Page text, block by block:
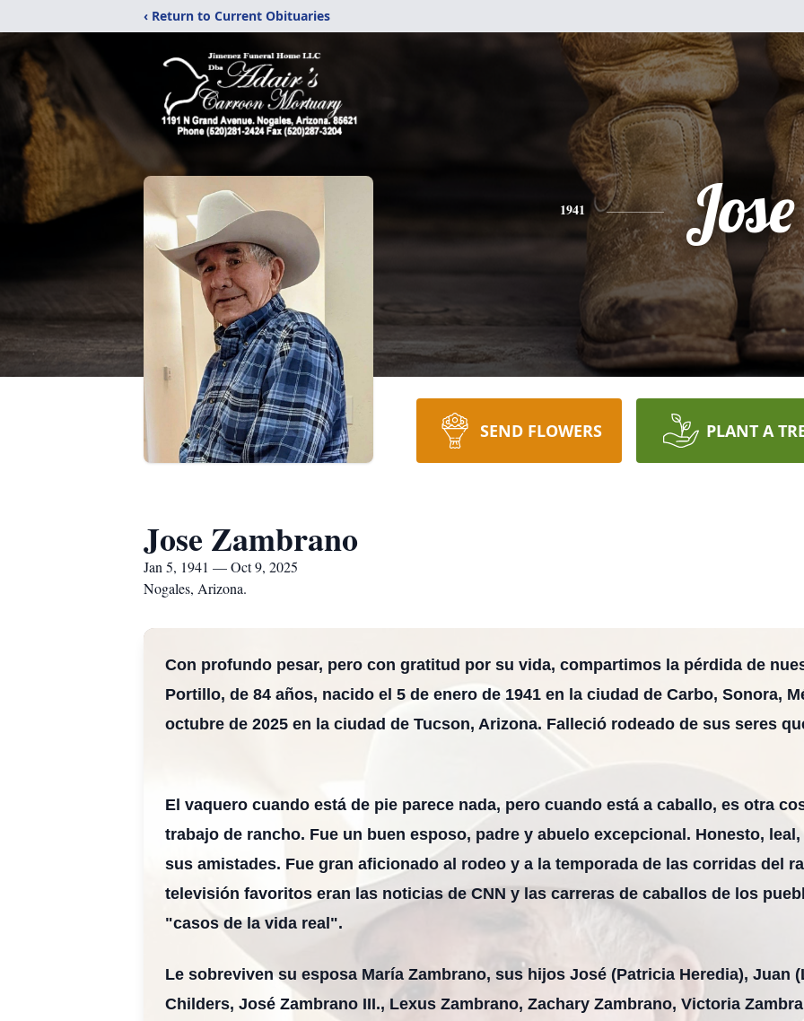
‹ Return to Current Obituaries
1941 Jose
SEND FLOWERS PLANT A
Jose Zambrano
Jan 5, 1941 — Oct 9, 2025
Nogales, Arizona.
Con profundo pesar, pero con gratitud por su vida, compartimos la pérdida de
Portillo, de 84 años, nacido el 5 de enero de 1941 en la ciudad de Carbo, Sonora,
octubre de 2025 en la ciudad de Tucson, Arizona. Falleció rodeado de sus seres
El vaquero cuando está de pie parece nada, pero cuando está a caballo, es otra
trabajo de rancho. Fue un buen esposo, padre y abuelo excepcional. Honesto,
sus amistades. Fue gran aficionado al rodeo y a la temporada de las corridas del
televisión favoritos eran las noticias de CNN y las carreras de caballos de los
"casos de la vida real".
Le sobreviven su esposa María Zambrano, sus hijos José (Patricia Heredia), Juan
Childers, José Zambrano III., Lexus Zambrano, Zachary Zambrano, Victoria